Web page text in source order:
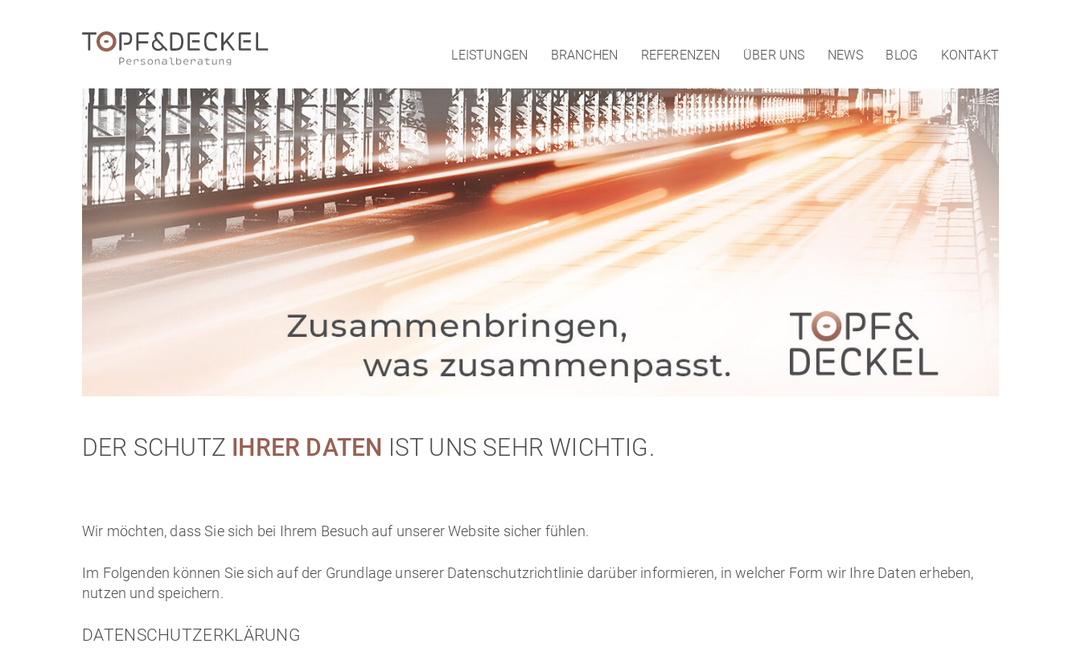
LEISTUNGEN BRANCHEN REFERENZEN ÜBER UNS NEWS BLOG KONTAKT
DER SCHUTZ IHRER DATEN IST UNS SEHR WICHTIG.
Wir möchten, dass Sie sich bei Ihrem Besuch auf unserer Website sicher fühlen.
Im Folgenden können Sie sich auf der Grundlage unserer Datenschutzrichtlinie darüber informieren, in welcher Form wir Ihre Daten erheben,
nutzen und speichern.
DATENSCHUTZERKLÄRUNG